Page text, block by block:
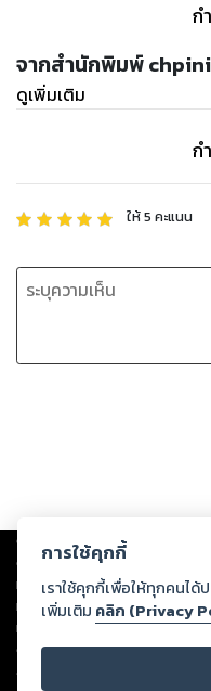
ก
จากสำนักพิมพ์
ดูเพิ่มเติม
ก
ให้5 คะแนน
Copyright © 2026
ต่อผลงานหรือเนื้อหาใดที่อัปโหลด
ทรัพย์สินทางปัญญาของบุคคลอื่น
ทุกท่านโปรดใช้วิจารณญาณในกา
หนึ่งส่วนใดขัดต่อกฎหมายและศีลธ
ดำเนินการในทันที ทั้งนี้ ทางสต
ลิขสิทธิ์ พ.ศ. 2537 (ฉบับล่าสุด)
การใช้คุกกี้
เราใช้คุกกี้เพื่อให้ทุกคนไ
เพิ่มเติม คลิก (Privacy